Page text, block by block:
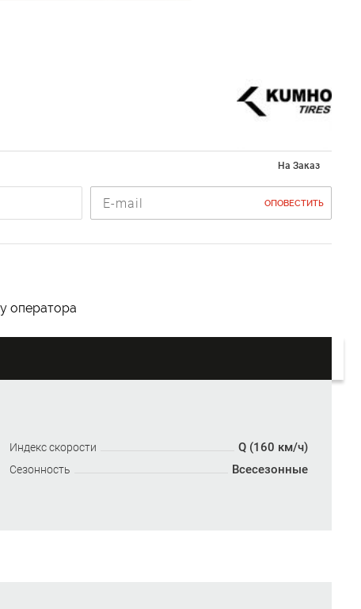
На Заказ
ОПОВЕСТИТЬ
оператора
Индекс скорости Q (160 км/ч)
Сезонность Всесезонные